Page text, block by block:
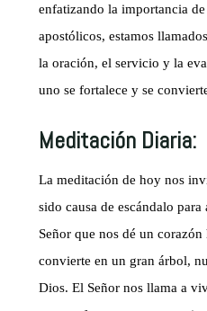
enfatizando la importancia
apostólicos, estamos
la oración, el servicio y la
uno se fortalece y se
Meditación Diaria:
La meditación de hoy nos
sido causa de escándalo
Señor que nos dé un
convierte en un gran árbol,
Dios. El Señor nos llama a